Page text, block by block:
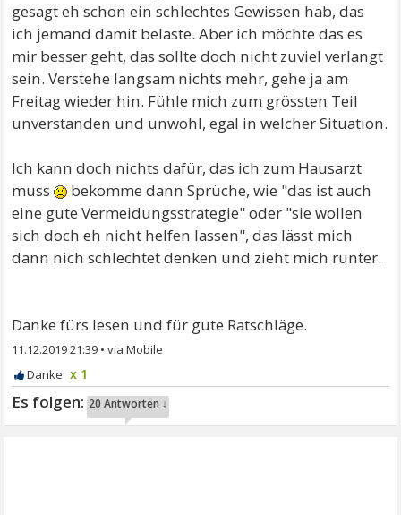
gesagt eh schon ein schlechtes Gewissen hab, das
ich jemand damit belaste. Aber ich möchte das es
mir besser geht, das sollte doch nicht zuviel verlangt
sein. Verstehe langsam nichts mehr, gehe ja am
Freitag wieder hin. Fühle mich zum grössten Teil
unverstanden und unwohl, egal in welcher Situation.
Ich kann doch nichts dafür, das ich zum Hausarzt
muss
bekomme dann Sprüche, wie "das ist auch
eine gute Vermeidungsstrategie" oder "sie wollen
sich doch eh nicht helfen lassen", das lässt mich
dann nich schlechtet denken und zieht mich runter.
Danke fürs lesen und für gute Ratschläge.
11.12.2019 21:39 •
x 1
20 Antworten ↓